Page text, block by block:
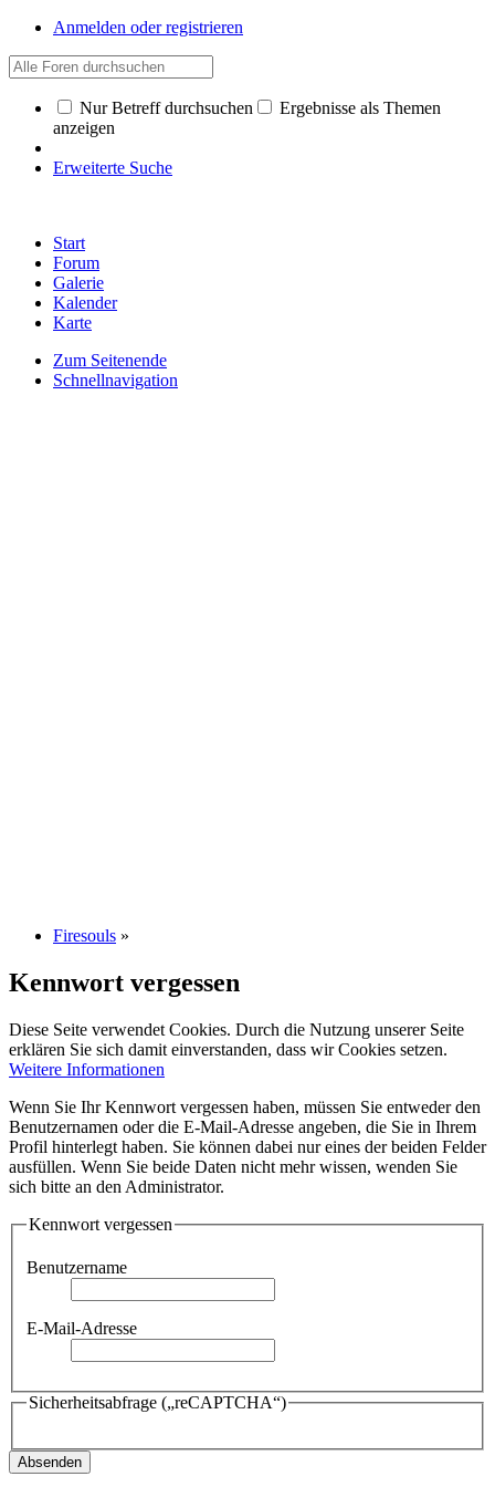
Anmelden oder registrieren
Nur Betreff durchsuchen
Ergebnisse als Themen
anzeigen
Erweiterte Suche
Start
Forum
Galerie
Kalender
Karte
Zum Seitenende
Schnellnavigation
Firesouls »
Kennwort vergessen
Diese Seite verwendet Cookies. Durch die Nutzung unserer Seite
erklären Sie sich damit einverstanden, dass wir Cookies setzen.
Weitere Informationen
Wenn Sie Ihr Kennwort vergessen haben, müssen Sie entweder den
Benutzernamen oder die E-Mail-Adresse angeben, die Sie in Ihrem
Profil hinterlegt haben. Sie können dabei nur eines der beiden Felder
ausfüllen. Wenn Sie beide Daten nicht mehr wissen, wenden Sie
sich bitte an den Administrator.
Kennwort vergessen
Benutzername
E-Mail-Adresse
Sicherheitsabfrage („reCAPTCHA“)